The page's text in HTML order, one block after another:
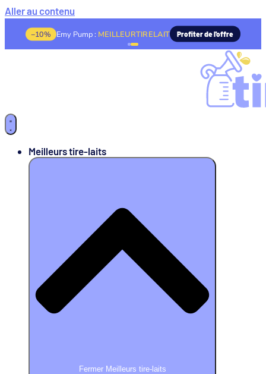
Aller au contenu
−10% Emy Pump : MEILLEURTIRELAIT Profiter de l'offre
Meilleurs tire-laits
Fermer Meilleurs tire-laits